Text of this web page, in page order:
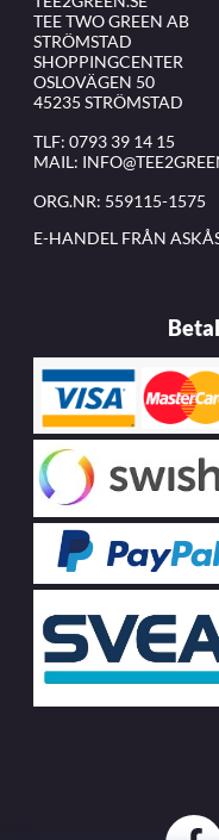
TEE TWO GREEN AB
STRÖMSTAD
SHOPPINGCENTER
OSLOVÄGEN 50
45235 STRÖMSTAD
TLF: 0793 39 14 15
MAIL:
ORG.NR: 559115-1575
E-HANDEL FRÅN